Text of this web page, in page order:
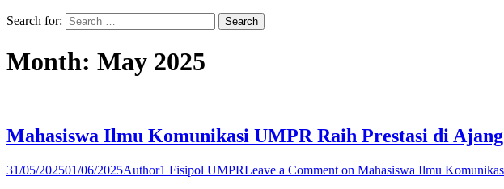
Search for:
Month: May 2025
Mahasiswa Ilmu Komunikasi UMPR Raih Prestasi di
31/05/202501/06/2025Author1 Fisipol UMPRLeave a Comment on Mahasiswa Ilmu